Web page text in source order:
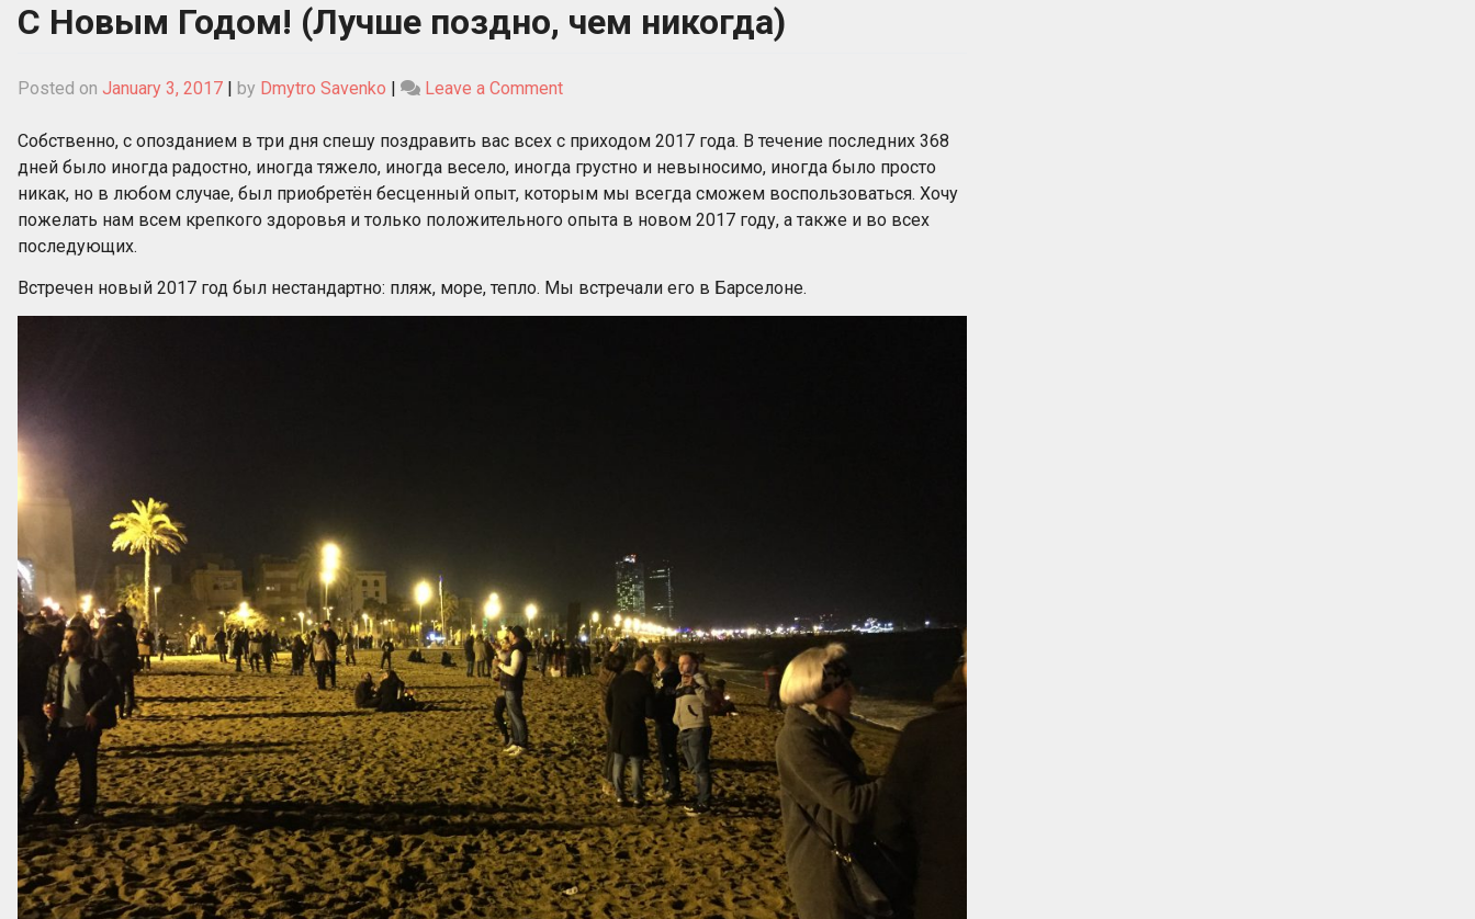
С Новым Годом! (Лучше поздно, чем никогда)
Posted on January 3, 2017 | by Dmytro Savenko | Leave a Commenton
Новым
Годом!
(Лучше
поздно,
Собственно, с опозданием в три дня спешу поздравить вас всех с приходом 2017 года. В течение последних 368
дней было иногда радостно, иногда тяжело, иногда весело, иногда грустно и невыносимо, иногда было просто
никак, но в любом случае, был приобретён бесценный опыт, которым мы всегда сможем воспользоваться. Хочу
пожелать нам всем крепкого здоровья и только положительного опыта в новом 2017 году, а также и во всех
последующих.
Встречен новый 2017 год был нестандартно: пляж, море, тепло. Мы встречали его в Барселоне.